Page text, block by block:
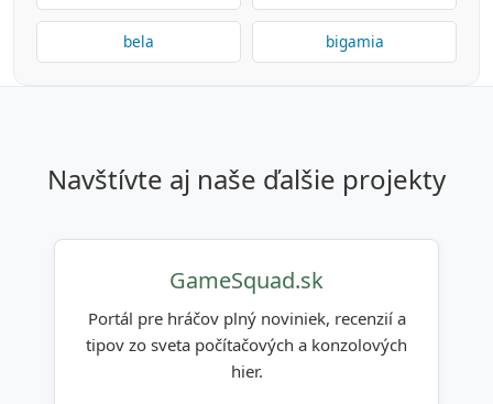
bela bigamia
navštívte aj naše ďalšie projekty
GameSquad.sk
Portál pre hráčov plný noviniek, recenzií a
tipov zo sveta počítačových a konzolových
hier.